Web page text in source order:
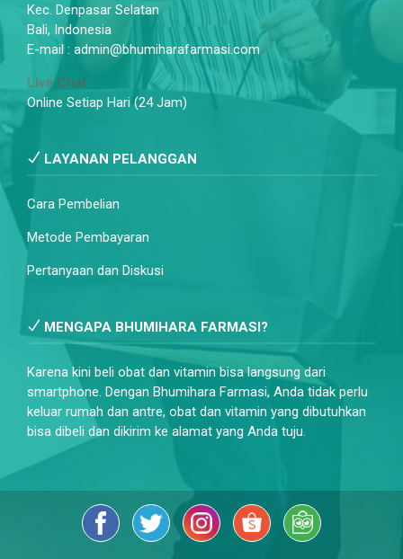
Kec. Denpasar Selatan
Bali, Indonesia
E-mail : admin@bhumiharafarmasi.com
Live Chat
Online Setiap Hari (24 Jam)
LAYANAN PELANGGAN
Cara Pembelian
Metode Pembayaran
Pertanyaan dan Diskusi
MENGAPA BHUMIHARA FARMASI?
Karena kini beli obat dan vitamin bisa langsung dari
smartphone. Dengan Bhumihara Farmasi, Anda tidak perlu
keluar rumah dan antre, obat dan vitamin yang dibutuhkan
bisa dibeli dan dikirim ke alamat yang Anda tuju.